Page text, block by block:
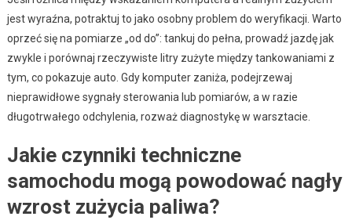
jest wyraźna, potraktuj to jako osobny problem do weryfikacji. Warto
oprzeć się na pomiarze „od do”: tankuj do pełna, prowadź jazdę jak
zwykle i porównaj rzeczywiste litry zużyte między tankowaniami z
tym, co pokazuje auto. Gdy komputer zaniża, podejrzewaj
nieprawidłowe sygnały sterowania lub pomiarów, a w razie
długotrwałego odchylenia, rozważ diagnostykę w warsztacie.
Jakie czynniki techniczne
samochodu mogą powodować nagły
wzrost zużycia paliwa?